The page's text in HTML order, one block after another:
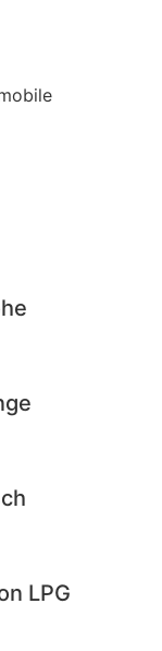
LPG